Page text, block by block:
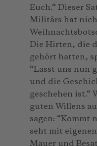
Euch.“ Dieser
Militärs hat
Die Hirten, die
gehört hatten,
“Lasst uns nun
und die
geschehen ist.“
guten Willens
sagen: “Kommt
seht mit
Mauer und